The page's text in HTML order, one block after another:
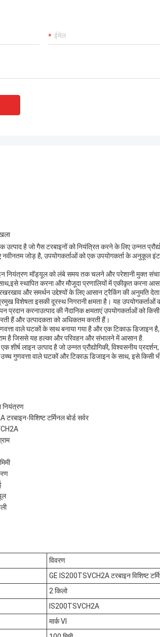
है जो गैस टरबाइनों को नियंत्रित करने के लिए उन्नत
नवीनतम जोड़ है, उपयोगकर्ताओं को एक उपयोगकर्ता के अनुकूल
नियंत्रण मॉड्यूल को लंबे समय तक चलने और परेशानी मुक्त
स्थापित करना और मौजूदा प्रणालियों में एकीकृत करना
और समर्थन उद्देश्यों के लिए आसान ट्रैकिंग की अनुमति
विशेषता इसकी दूरस्थ निगरानी क्षमता है। यह
प्रदान करनाउत्पाद की नैदानिक क्षमताएं उपयोगकर्ताओं को
हैं और उत्पादकता को अधिकतम करती हैं।
वाले घटकों के साथ बनाया गया है और एक टिकाऊ डिजाइन
है जिससे यह हल्का और परिवहन और संभालने में आसान है.
शीर्ष लाइन उत्पाद है जो उन्नत प्रौद्योगिकी, विश्वसनीय
गुणवत्ता वाले घटकों और टिकाऊ डिजाइन के साथ, इसे किसी
नियंत्रण
विशिष्ट टर्मिनल बोर्ड सर्वर
विवरण
GE IS200TSVCH2A टरबाइन विशिष्ट
2 किलो
IS200TSVCH2A
मार्क VI